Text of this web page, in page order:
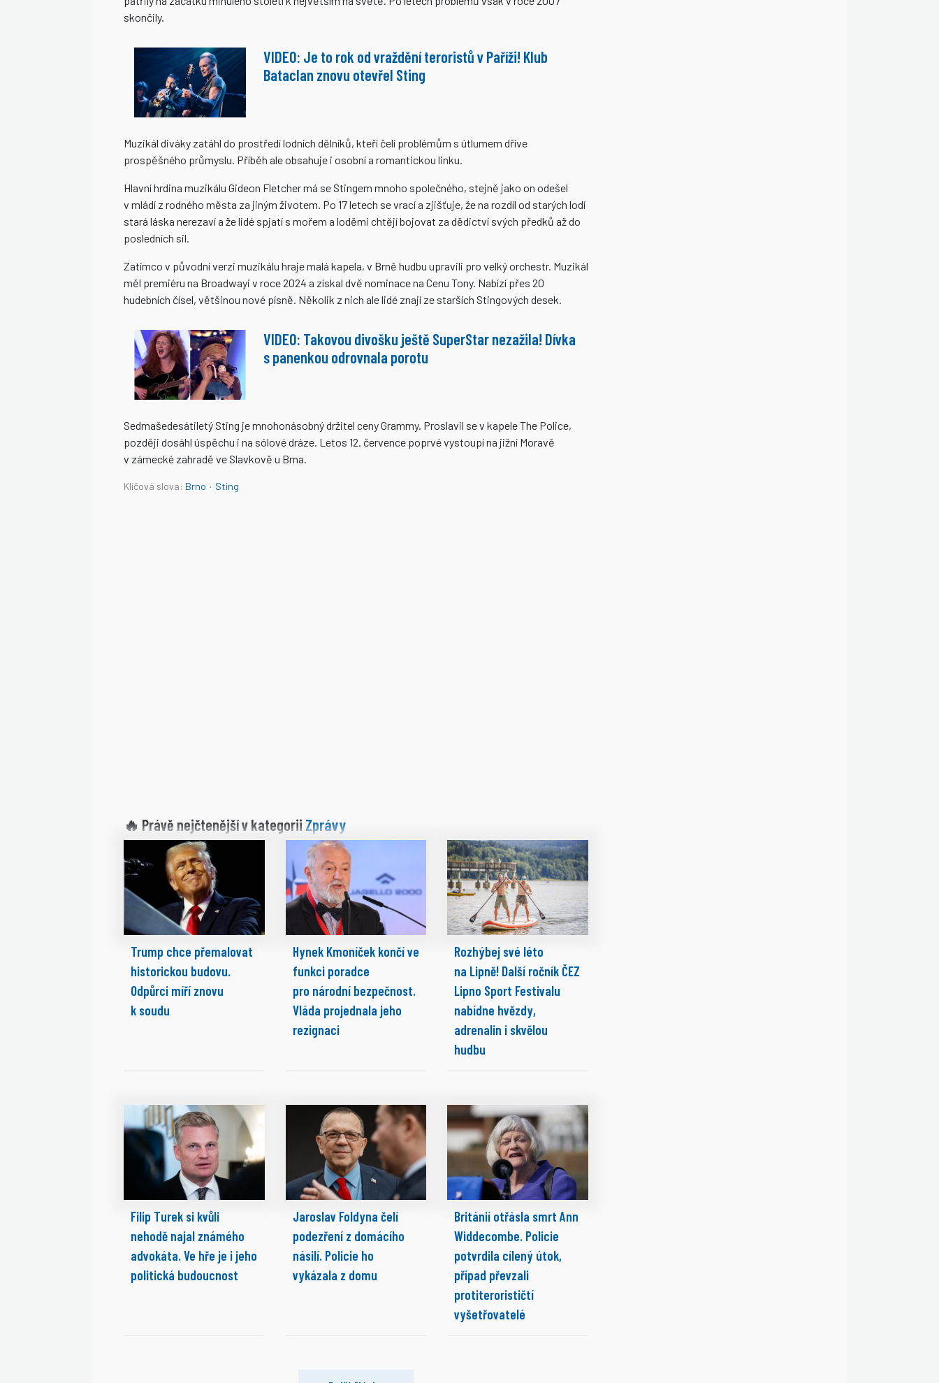
skončily.
VIDEO: Je to rok od vraždění teroristů v Paříži! Klub
Bataclan znovu otevřel Sting
Muzikál diváky zatáhl do prostředí lodních dělníků, kteří čelí problémům s útlumem dříve
prospěšného průmyslu. Příběh ale obsahuje i osobní a romantickou linku.
Hlavní hrdina muzikálu Gideon Fletcher má se Stingem mnoho společného, stejně jako on odešel
v mládí z rodného města za jiným životem. Po 17 letech se vrací a zjišťuje, že na rozdíl od starých lodí
stará láska nerezaví a že lidé spjatí s mořem a loděmi chtějí bojovat za dědictví svých předků až do
posledních sil.
Zatímco v původní verzi muzikálu hraje malá kapela, v Brně hudbu upravili pro velký orchestr. Muzikál
měl premiéru na Broadwayi v roce 2024 a získal dvě nominace na Cenu Tony. Nabízí přes 20
hudebních čísel, většinou nové písně. Několik z nich ale lidé znají ze starších Stingových desek.
VIDEO: Takovou divošku ještě SuperStar nezažila! Dívka
s panenkou odrovnala porotu
Sedmašedesátiletý Sting je mnohonásobný držitel ceny Grammy. Proslavil se v kapele The Police,
později dosáhl úspěchu i na sólové dráze. Letos 12. července poprvé vystoupí na jižní Moravě
v zámecké zahradě ve Slavkově u Brna.
Klíčová slova: Brno · Sting
🔥 Právě nejčtenější v kategorii Zprávy
Trump chce přemalovat
historickou budovu.
Odpůrci míří znovu
k soudu
Hynek Kmoníček končí ve
funkci poradce
pro národní bezpečnost.
Vláda projednala jeho
rezignaci
Rozhýbej své léto
na Lipně! Další ročník ČEZ
Lipno Sport Festivalu
nabídne hvězdy,
adrenalin i skvělou
hudbu
Filip Turek si kvůli
nehodě najal známého
advokáta. Ve hře je i jeho
politická budoucnost
Jaroslav Foldyna čelí
podezření z domácího
násilí. Policie ho
vykázala z domu
Británií otřásla smrt Ann
Widdecombe. Policie
potvrdila cílený útok,
případ převzali
protiterorističtí
vyšetřovatelé